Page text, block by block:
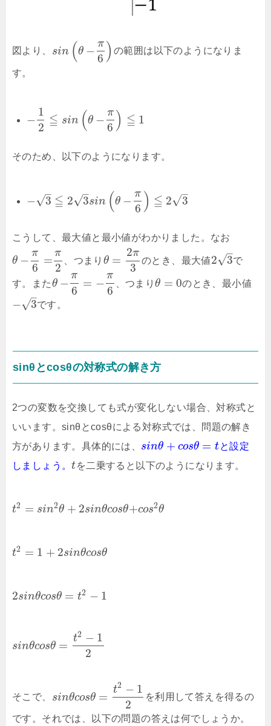
図より、 sin (θ −
π
6 ) の範囲は以下のようになりま
す。
−
1
2 ≦ sin (θ −
π
6 ) ≦ 1
そのため、以下のようになります。
− 3
–
√ ≦ 2 3
–
√ sin (θ −
π
6 ) ≦ 2 3
–
√
こうして、最大値と最小値がわかりました。なお
θ −
π
6
=
π
2
、つまり θ =
2π
3
のとき、最大値2 3
–
√ で
す。またθ −
π
6
= −
π
6
、つまりθ = 0のとき、最小値
− 3
–
√ です。
sinθとcosθの対称式の解き方
2つの変数を交換しても式が変化しない場合、対称式と
いいます。sinθとcosθによる対称式では、問題の解き
方があります。具体的には、 sinθ + cosθ = tと設定
しましょう。tを二乗すると以下のようになります。
t2 = sin2θ + 2sinθcosθ+cos2θ
t2 = 1 + 2sinθcosθ
2sinθcosθ = t2 − 1
sinθcosθ =
t2 − 1
2
そこで、 sinθcosθ =
t2 − 1
2
を利用して答えを得るの
です。それでは、以下の問題の答えは何でしょうか。